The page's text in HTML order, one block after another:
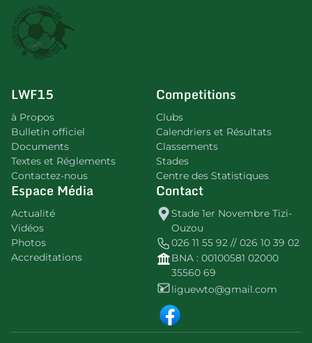
LWF15
à Propos
Bulletin officiel
Documents
Textes et Réglements
Contactez-nous
Competitions
Clubs
Calendriers et Résultats
Classements
Stades
Centre des Statistiques
Espace Média
Actualité
Vidéos
Photos
Accreditations
Contact
Stade 1er Novembre Tizi-
Ouzou
026 11 55 92 // 026 10 39 02
BNA : 00100581 02000
35560 69
liguewto@gmail.com